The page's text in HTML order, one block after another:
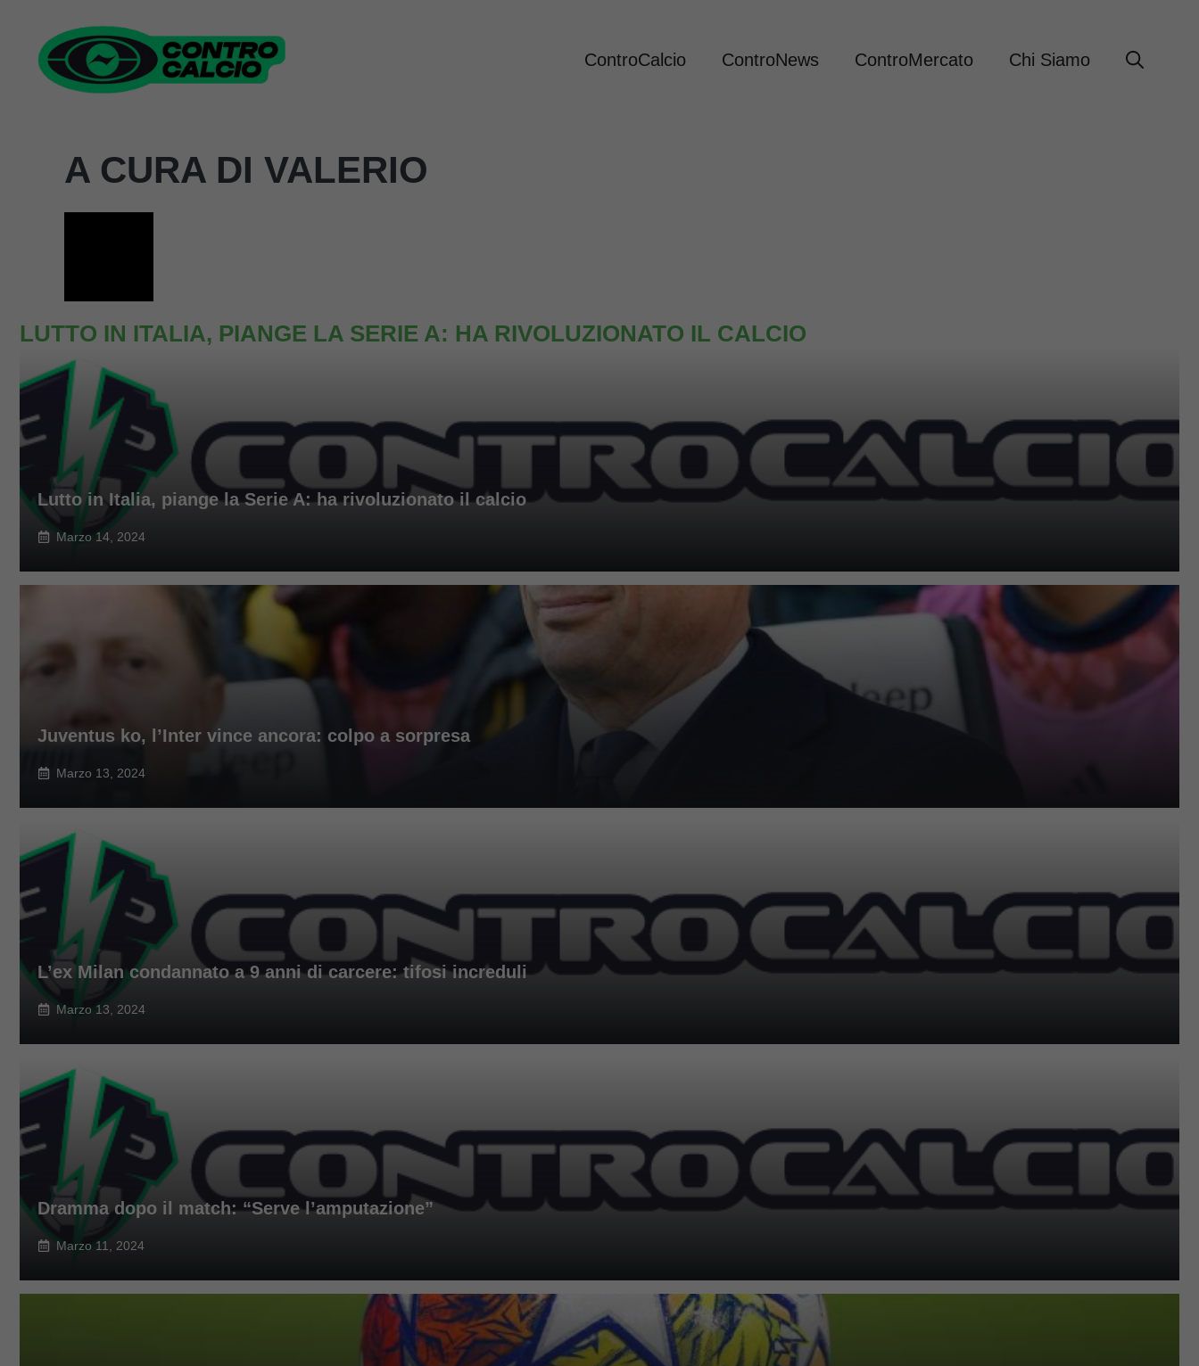
contenuto
ControCalcio ControNews ControMercato Chi Siamo
A CURA DI VALERIO
LUTTO IN ITALIA, PIANGE LA SERIE A: HA RIVOLUZIONATO IL CALCIO
Lutto in Italia, piange la Serie A: ha rivoluzionato il calcio
Marzo 14, 2024
Juventus ko, l’Inter vince ancora: colpo a sorpresa
Marzo 13, 2024
L’ex Milan condannato a 9 anni di carcere: tifosi increduli
Marzo 13, 2024
Dramma dopo il match: “Serve l’amputazione”
Marzo 11, 2024